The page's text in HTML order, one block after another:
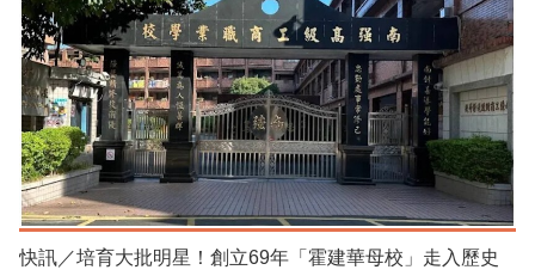
快訊／培育大批明星！創立69年「霍建華母校」走入歷史